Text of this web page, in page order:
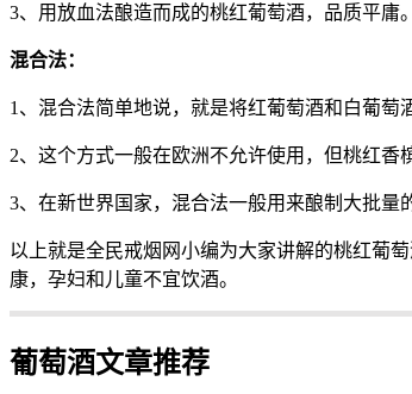
3、用放血法酿造而成的桃红葡萄酒，品质平庸
混合法：
1、混合法简单地说，就是将红葡萄酒和白葡萄
2、这个方式一般在欧洲不允许使用，但桃红香
3、在新世界国家，混合法一般用来酿制大批量
以上就是全民戒烟网小编为大家讲解的桃红葡
康，孕妇和儿童不宜饮酒。
葡萄酒文章推荐